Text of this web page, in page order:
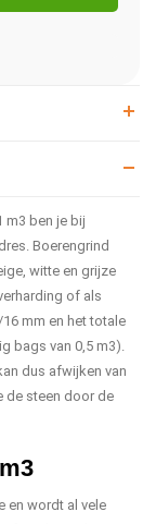
m3 ben je bij
Boerengrind
witte en grijze
of als
mm en het totale
bags van 0,5 m3).
dus afwijken van
de steen door de
en wordt al vele